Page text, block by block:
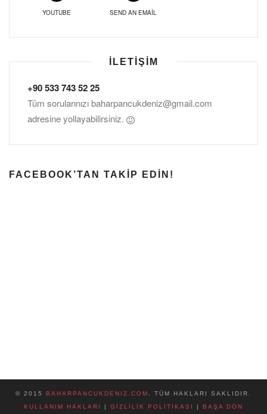
YOUTUBE SEND AN EMAIL
İLETIŞIM
+90 533 743 52 25
Tüm sorularınızıbaharpancukdeniz@gmail.com
adresine yollayabilirsiniz.
FACEBOOK’TAN TAKIP EDIN!
© 2015 BAHARPANCUKDENIZ.COM
. TÜM HAKLARI SAKLIDIR.
KULLANIM HAKLARI
| GIZLILIK POLITIKASI | BAŞA DÖN